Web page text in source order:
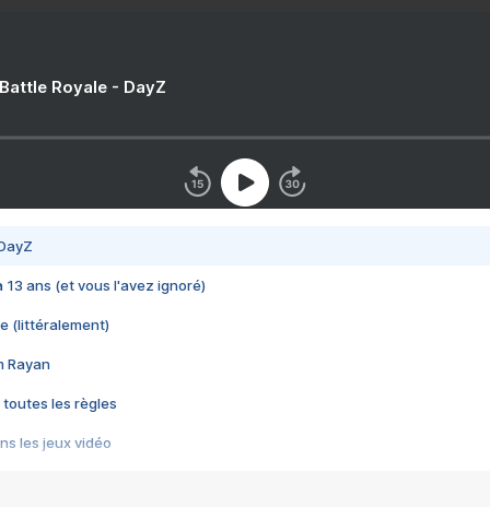
Royale - DayZ
13 ans (et vous l'avez ignoré)
(littéralement)
Rayan
toutes les règles
les jeux vidéo